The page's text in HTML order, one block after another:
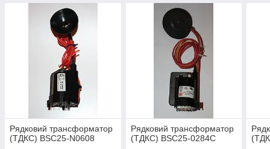
Рядковий трансформатор
(ТДКС) BSC25-N0608
Рядковий трансформатор
(ТДКС) BSC25-0284C